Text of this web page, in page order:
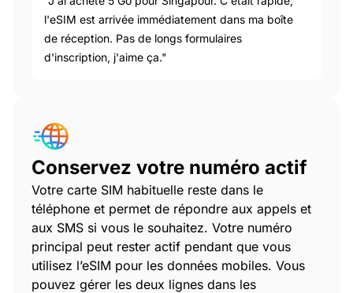
l'eSIM est arrivée immédiatement dans ma boîte
de réception. Pas de longs formulaires
d'inscription, j'aime ça."
Conservez votre numéro actif
Votre carte SIM habituelle reste dans le
téléphone et permet de répondre aux appels et
aux SMS si vous le souhaitez. Votre numéro
principal peut rester actif pendant que vous
utilisez l’eSIM pour les données mobiles. Vous
pouvez gérer les deux lignes dans les